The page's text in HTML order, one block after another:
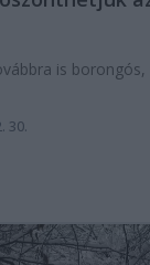
is borongós,
30.